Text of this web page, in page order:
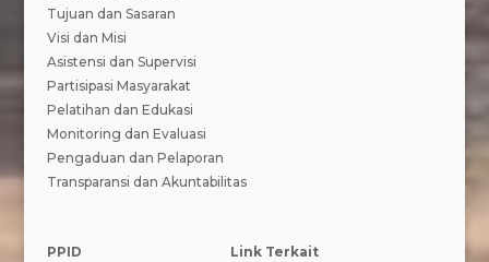
Tujuan dan Sasaran
Visi dan Misi
Asistensi dan Supervisi
Partisipasi Masyarakat
Pelatihan dan Edukasi
Monitoring dan Evaluasi
Pengaduan dan Pelaporan
Transparansi dan Akuntabilitas
PPID
Link Terkait